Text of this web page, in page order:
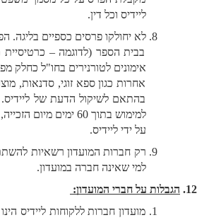
ליידיס וכל דין.
על ידי ליידיס.
למי שאינה חברה במועדון.
הגבלות על חברי המועדון: